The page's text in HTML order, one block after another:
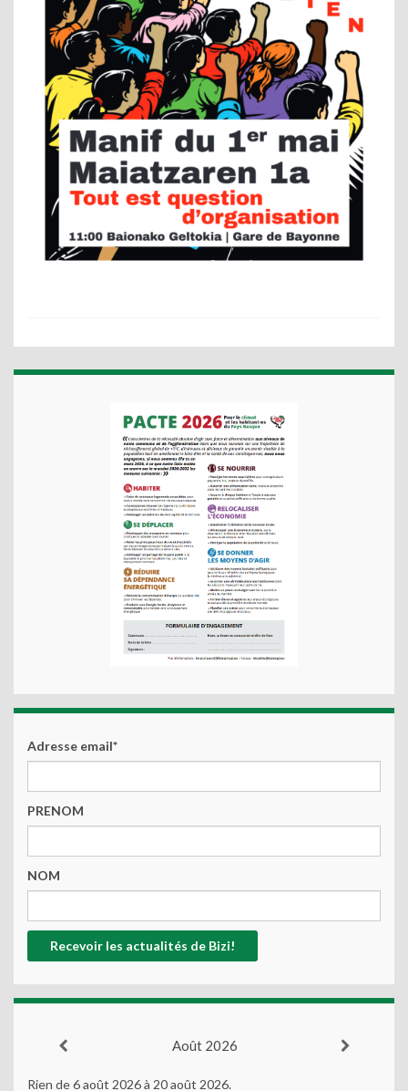
Adresse email*
PRENOM
NOM
Août 2026
Rien de 6 août 2026 à 20 août 2026.